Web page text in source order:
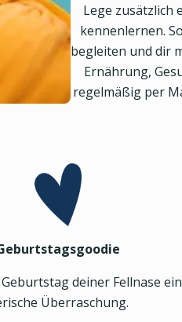
Lege zusätzlich
kennenlernen.
begleiten und dir
Ernährung,
regelmäßig per
deiner Fellnase
Überraschung.